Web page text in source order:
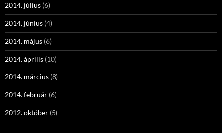
2014. július (6)
2014. június (4)
2014. május (6)
2014. április (10)
2014. március (8)
2014. február (6)
2012. október (5)